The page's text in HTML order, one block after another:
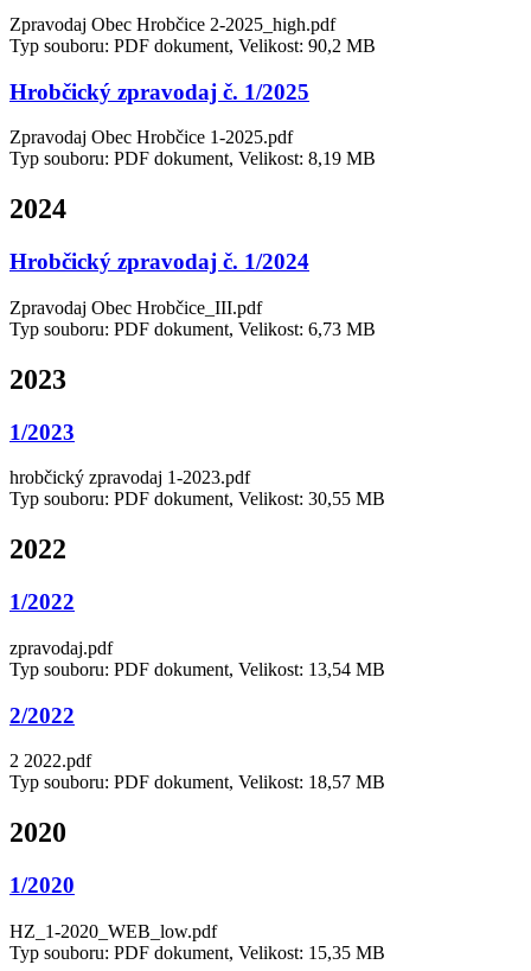
Zpravodaj Obec Hrobčice 2-2025_high.pdf
Typ souboru: PDF dokument, Velikost: 90,2 MB
Hrobčický zpravodaj č. 1/2025
Zpravodaj Obec Hrobčice 1-2025.pdf
Typ souboru: PDF dokument, Velikost: 8,19 MB
2024
Hrobčický zpravodaj č. 1/2024
Zpravodaj Obec Hrobčice_III.pdf
Typ souboru: PDF dokument, Velikost: 6,73 MB
2023
1/2023
hrobčický zpravodaj 1-2023.pdf
Typ souboru: PDF dokument, Velikost: 30,55 MB
2022
1/2022
zpravodaj.pdf
Typ souboru: PDF dokument, Velikost: 13,54 MB
2/2022
2 2022.pdf
Typ souboru: PDF dokument, Velikost: 18,57 MB
2020
1/2020
HZ_1-2020_WEB_low.pdf
Typ souboru: PDF dokument, Velikost: 15,35 MB